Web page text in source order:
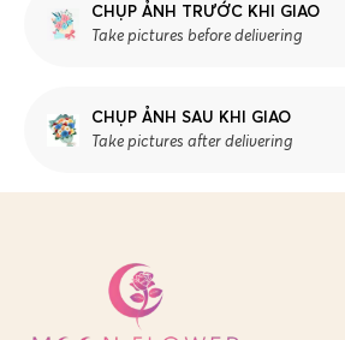
CHỤP ẢNH TRƯỚC KHI GIAO
Take pictures before delivering
CHỤP ẢNH SAU KHI GIAO
Take pictures after delivering